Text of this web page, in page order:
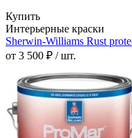
Купить
Интерьерные краски
Sherwin-Williams Rust
от 3 500 ₽ / шт.